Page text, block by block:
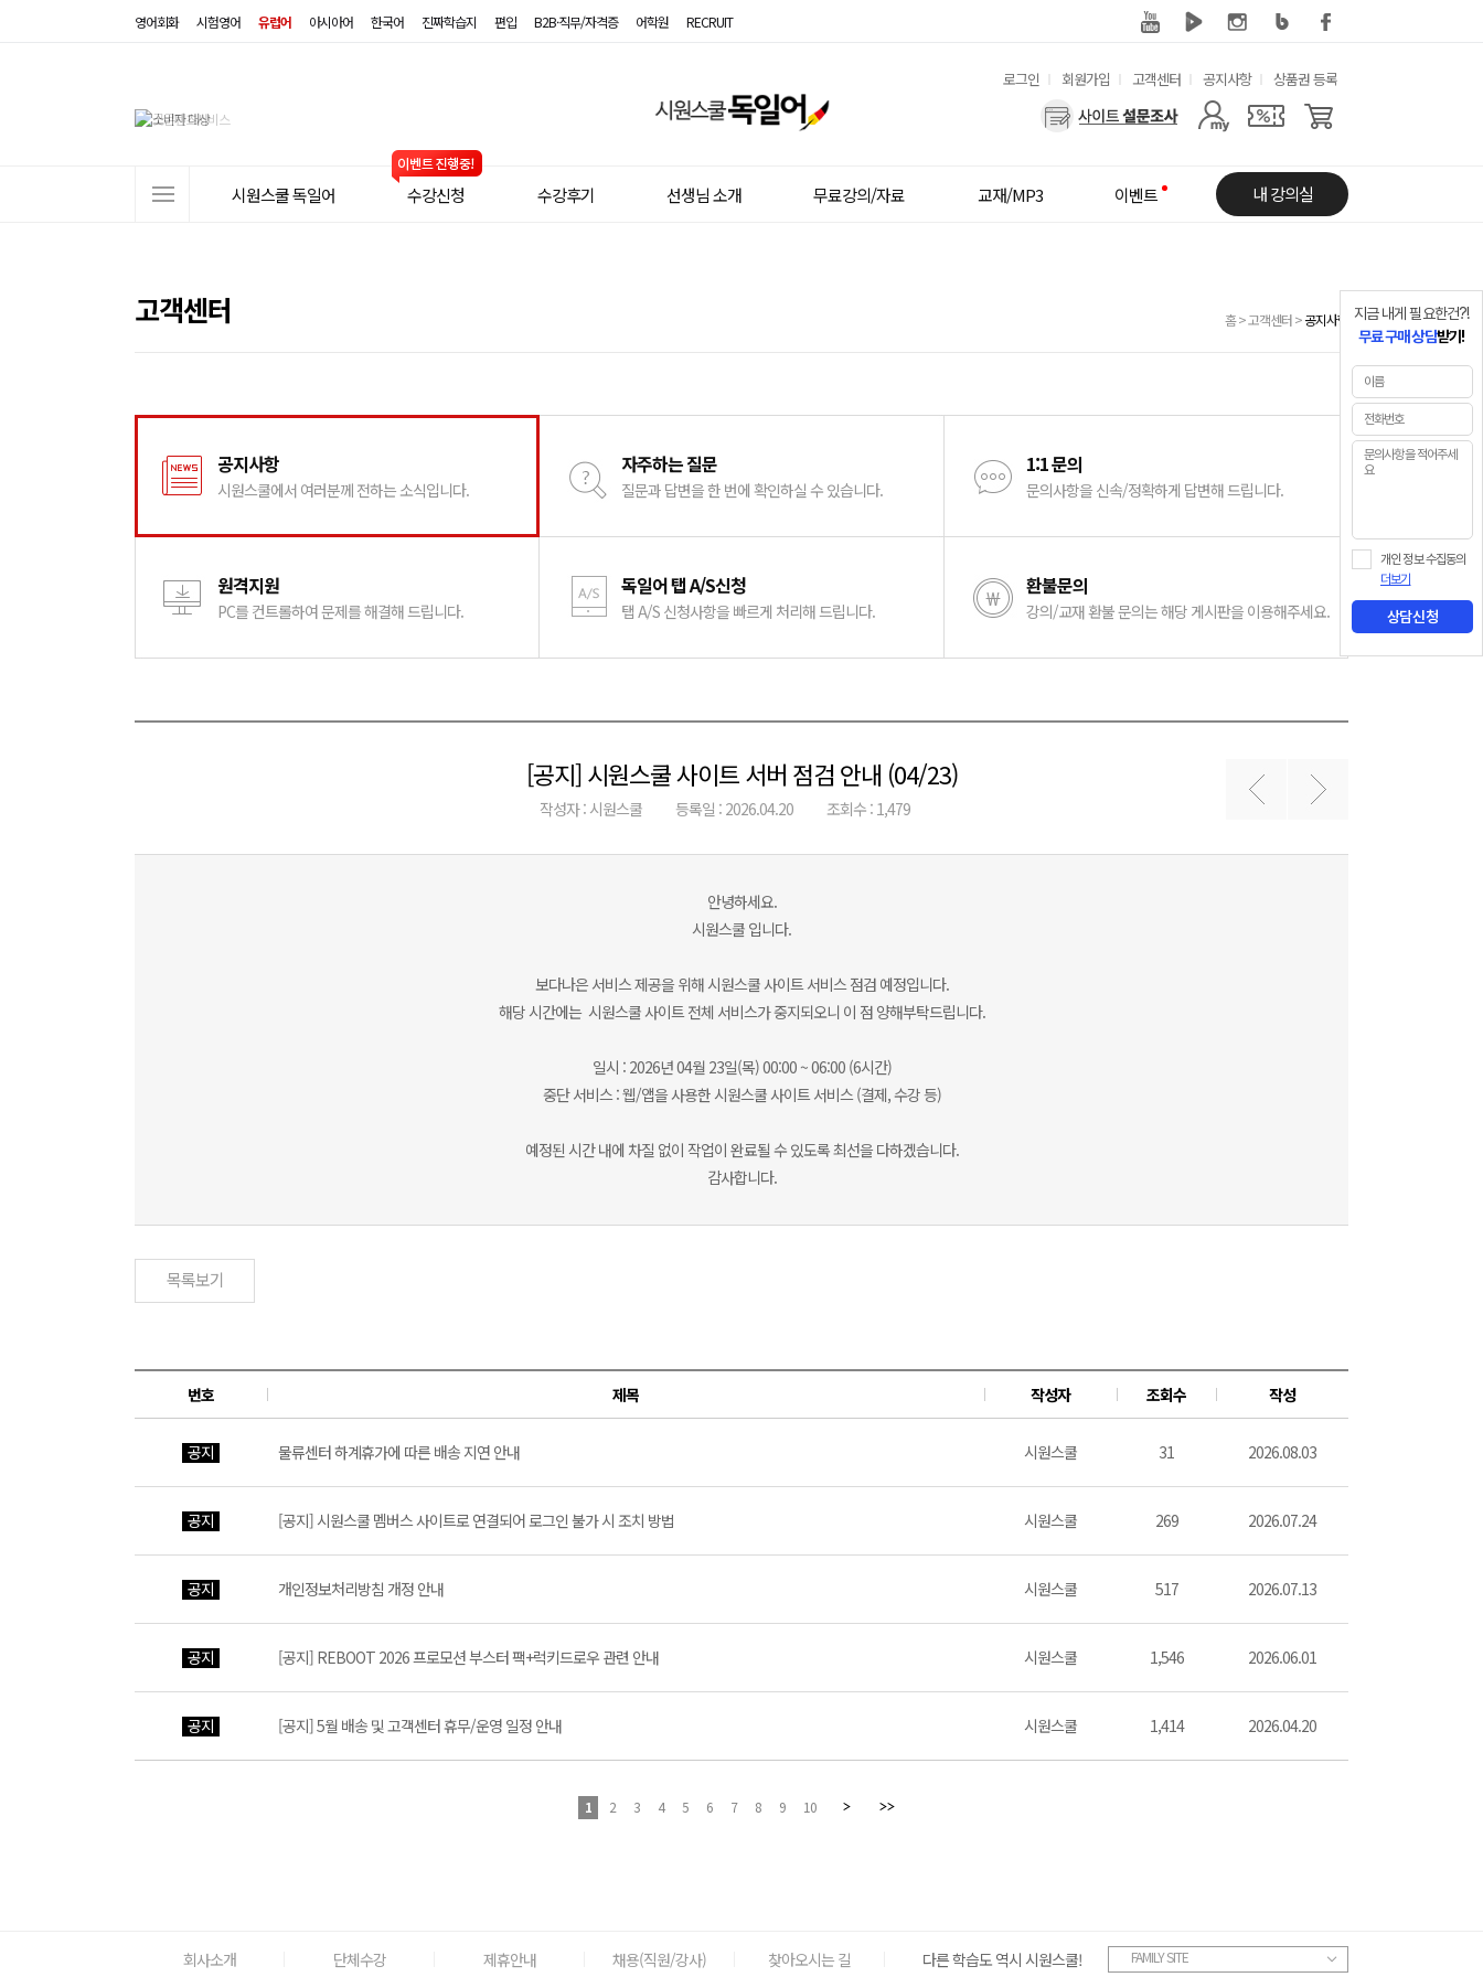
영어회화 시험영어 유럽어 아시아어 한국어 진짜학습지 편입 B2B·직무/자격증 어학원 RECRUIT
유
뉴
로그인 회원가입 고객센터 공지사항 상품권 등록
사
메
뉴
시원스쿨 독일어 수강신청 수강후기 선생님 소개 무료강의/자료 교재/MP3 이벤트 내 강의실
고객센터 홈>고객센터>공지사항
공지사항
시원스쿨에서 여러분께 전하는 소식입니다.
자주하는 질문
질문과 답변을 한 번에 확인하실 수 있습니다.
1:1 문의
문의사항을 신속/정확하게 답변해 드립니다.
원격지원
PC를 컨트롤하여 문제를 해결해 드립니다.
독일어 탭 A/S신청
탭 A/S 신청사항을 빠르게 처리해 드립니다.
환불문의
강의/교재 환불 문의는 해당 게시판을 이용해주세요.
[공지] 시원스쿨 사이트 서버 점검 안내 (04/23)
작성자 : 시원스쿨 등록일 : 2026.04.20 조회수 : 1,479
안녕하세요.
시원스쿨 입니다.
보다나은 서비스 제공을 위해 시원스쿨 사이트 서비스 점검 예정입니다.
해당 시간에는 시원스쿨 사이트 전체 서비스가 중지되오니 이 점 양해부탁드립니다.
일시 : 2026년 04월 23일(목) 00:00 ~ 06:00 (6시간)
중단 서비스 : 웹/앱을 사용한 시원스쿨 사이트 서비스 (결제, 수강 등)
예정된 시간 내에 차질 없이 작업이 완료될 수 있도록 최선을 다하겠습니다.
감사합니다.
목록보기
번호 제목 작성자 조회수 작성
공지 물류센터 하계휴가에 따른 배송 지연 안내 시원스쿨 31 2026.08.03
공지 [공지] 시원스쿨 멤버스 사이트로 연결되어 로그인 불가 시 조치 방법 시원스쿨 269 2026.07.24
공지 개인정보처리방침 개정 안내 시원스쿨 517 2026.07.13
공지 [공지] REBOOT 2026 프로모션 부스터 팩+럭키드로우 관련 안내 시원스쿨 1,546 2026.06.01
공지 [공지] 5월 배송 및 고객센터 휴무/운영 일정 안내 시원스쿨 1,414 2026.04.20
1 2 3 4 5 6 7 8 9 10
회사소개 단체수강 제휴안내 채용(직원/강사) 찾아오시는 길 다른 학습도 역시 시원스쿨! FAMILY SITE
지금 내게 필요한건?!
무료 구매 상담받기!
개인 정보 수집동의
더보기
상담신청